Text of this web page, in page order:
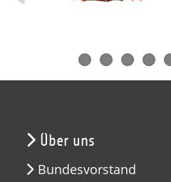
Über uns
Bundesvorstand